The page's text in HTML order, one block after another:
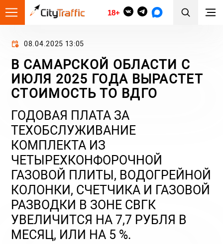
18+
08.04.2025 13:05
В САМАРСКОЙ ОБЛАСТИ С
ИЮЛЯ 2025 ГОДА ВЫРАСТЕТ
СТОИМОСТЬ ТО ВДГО
ГОДОВАЯ ПЛАТА ЗА
ТЕХОБСЛУЖИВАНИЕ
КОМПЛЕКТА ИЗ
ЧЕТЫРЕХКОНФОРОЧНОЙ
ГАЗОВОЙ ПЛИТЫ, ВОДОГРЕЙНОЙ
КОЛОНКИ, СЧЕТЧИКА И ГАЗОВОЙ
РАЗВОДКИ В ЗОНЕ СВГК
УВЕЛИЧИТСЯ НА 7,7 РУБЛЯ В
МЕСЯЦ, ИЛИ НА 5 %.